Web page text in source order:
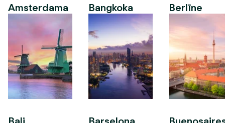
Amsterdama
Bangkoka Berlīne